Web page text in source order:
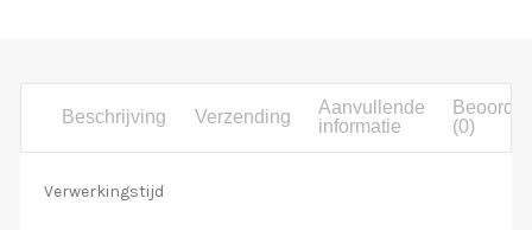
Beschrijving Verzending
Aanvullende
informatie
(0)
Verwerkingstijd